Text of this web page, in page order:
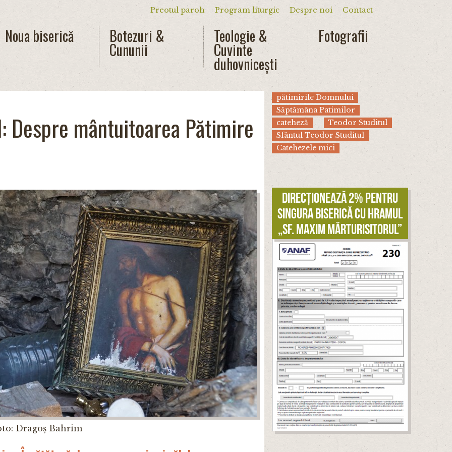
Meniu secundar
Preotul paroh Program liturgic Despre noi Contact
Noua biserică Botezuri &
Cununii
Teologie &
Cuvinte
duhovnicești
Fotografii
Despre mântuitoarea Pătimire
Dragoș Bahrim
pătimirile Domnului
Săptămâna Patimilor
cateheză
Teodor Studitul
Sfântul Teodor Studitul
Catehezele mici
Direcționează 2% pentru
singura biserică cu hramul
„Sf. Maxim Mărturisitorul”